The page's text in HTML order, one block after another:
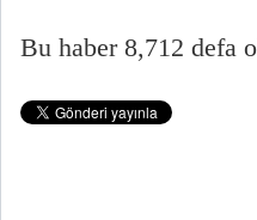
Bu haber 8,712 defa